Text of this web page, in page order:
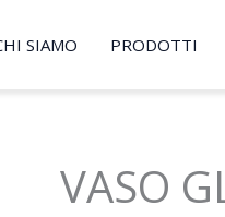
SIAMO PRODOTTI
VASO